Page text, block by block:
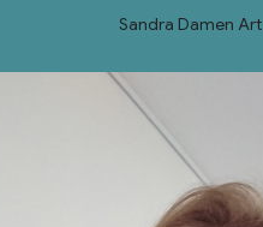
Sandra Damen Art